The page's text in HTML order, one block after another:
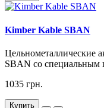
Kimber Kable SBAN
Цельнометаллические
SBAN со
1035 грн.
Купить